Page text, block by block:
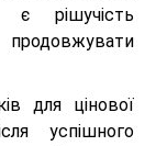
є рішучість
для цінової
успішного